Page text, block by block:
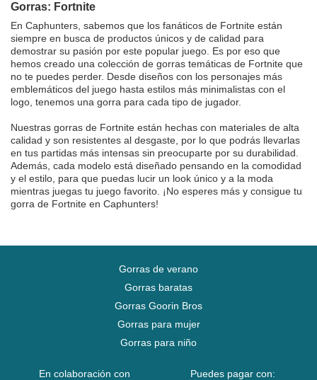
Gorras: Fortnite
En Caphunters, sabemos que los fanáticos de Fortnite están
siempre en busca de productos únicos y de calidad para
demostrar su pasión por este popular juego. Es por eso que
hemos creado una colección de gorras temáticas de Fortnite que
no te puedes perder. Desde diseños con los personajes más
emblemáticos del juego hasta estilos más minimalistas con el
logo, tenemos una gorra para cada tipo de jugador.
Nuestras gorras de Fortnite están hechas con materiales de alta
calidad y son resistentes al desgaste, por lo que podrás llevarlas
en tus partidas más intensas sin preocuparte por su durabilidad.
Además, cada modelo está diseñado pensando en la comodidad
y el estilo, para que puedas lucir un look único y a la moda
mientras juegas tu juego favorito. ¡No esperes más y consigue tu
gorra de Fortnite en Caphunters!
Gorras de verano
Gorras baratas
Gorras Goorin Bros
Gorras para mujer
Gorras para niño
En colaboración con
Puedes pagar con: